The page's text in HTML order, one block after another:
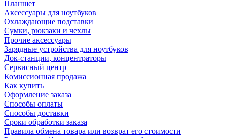
Планшет
Аксессуары для ноутбуков
Охлаждающие подставки
Сумки, рюкзаки и чехлы
Прочие аксессуары
Зарядные устройства для ноутбуков
Док-станции, концентраторы
Сервисный центр
Комиссионная продажа
Как купить
Оформление заказа
Способы оплаты
Способы доставки
Сроки обработки заказа
Правила обмена товара или возврат его стоимости